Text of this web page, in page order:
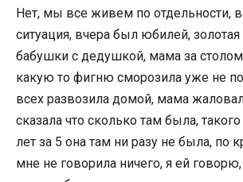
Нет, мы все живем по отдельности,
ситуация, вчера был юбилей, золотая
бабушки с дедушкой, мама за
какую то фигню сморозила уже не
всех развозила домой, мама
сказала что сколько там была,
лет за 5 она там ни разу не была, по
мне не говорила ничего, я ей